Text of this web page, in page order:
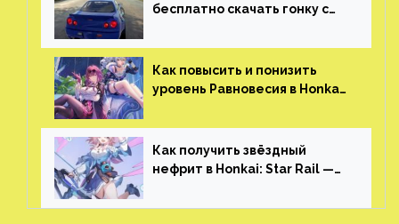
бесплатно скачать гонку с
который больше, чем в
Skyrim и GTA: San Andreas
Как повысить и понизить
уровень Равновесия в Honkai:
Как получить звёздный
нефрит в Honkai: Star Rail —